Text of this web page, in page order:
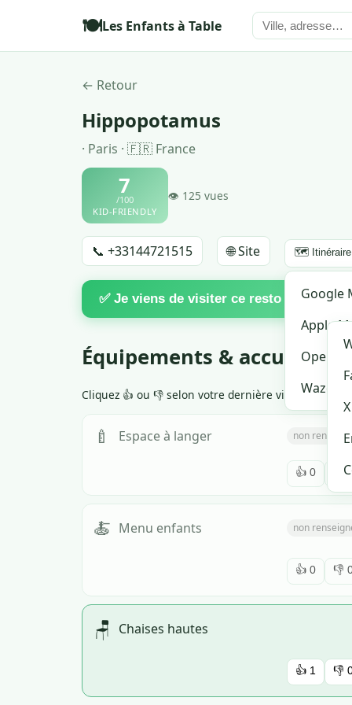
🍽️Les Enfants à Table
← Retour
Hippopotamus
· Paris · 🇫🇷 France
7
/100
KID-FRIENDLY
👁 125 vues
📞 +33144721515 🌐 Site 🗺️
Google
Apple
Waze
✅ Je viens de visiter ce resto
♡
Favori
🔗
X
Équipements & accueil
Cliquez 👍 ou 👎 selon votre dernière visite. Si
🍼 Espace à langer non
👍 0 👎
🍝 Menu enfants non
👍 0 👎
🪑 Chaises hautes
👍 1 👎